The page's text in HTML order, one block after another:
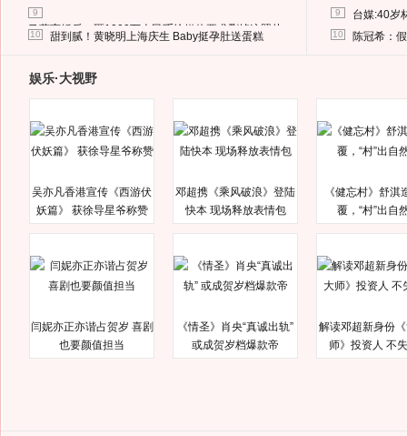
9
马蓉离婚后，砸1000万人民币给媒体要求删掉这照片
10 甜到腻！黄晓明上海庆生 Baby挺孕肚送蛋糕
9 台媒:40岁
10 陈冠希：
娱乐·大视野
吴亦凡香港宣传《西游伏
妖篇》 获徐导星爷称赞
邓超携《乘风破浪》登陆
快本 现场释放表情包
《健忘村》舒淇
覆，“村”出自
闫妮亦正亦谐占贺岁 喜剧
也要颜值担当
《情圣》肖央“真诚出轨”
或成贺岁档爆款帝
解读邓超新身份
师》投资人 不